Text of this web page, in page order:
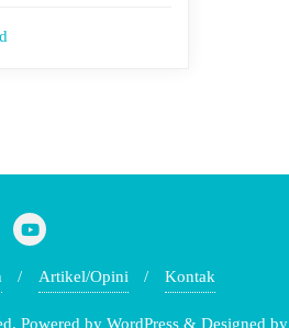
Artikel/Opini Kontak
Powered by WordPress & Designed by